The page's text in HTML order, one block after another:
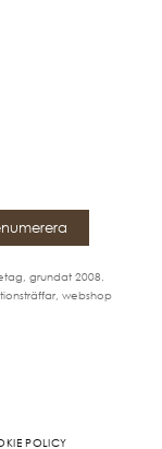
grundat 2008.
webshop
POLICY